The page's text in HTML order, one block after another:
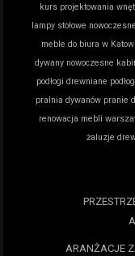
kurs projektowania
lampy stołowe nowoczesne
meble do biura w
dywany nowoczesne
podłogi drewniane
pralnia dywanów pranie
renowacja mebli
żaluzje
ARANŻACJE